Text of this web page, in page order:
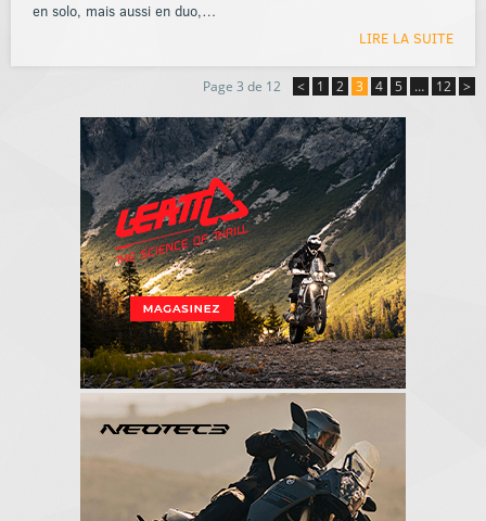
en solo, mais aussi en duo,…
LIRE LA SUITE
Page 3 de 12 < 1 2 3 4 5 … 12 >